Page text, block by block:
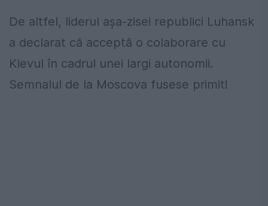
De altfel, liderul așa-zisei republici Luhansk
a declarat că acceptă o colaborare cu
Kievul în cadrul unei largi autonomii.
Semnalul de la Moscova fusese primit!